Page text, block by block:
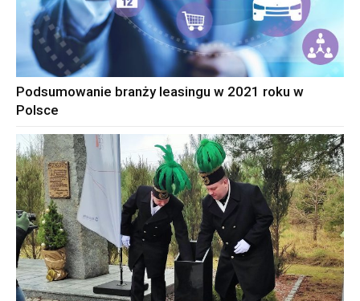
Podsumowanie branży leasingu w 2021 roku w
Polsce